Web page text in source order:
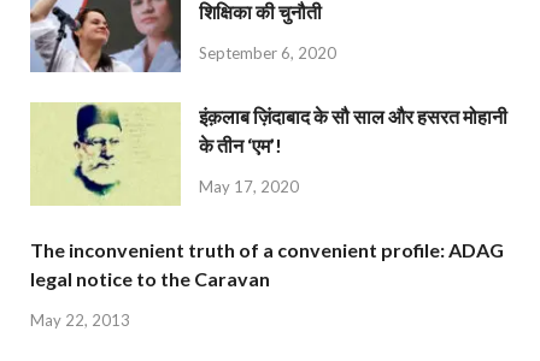
शिक्षिका की चुनौती
September 6, 2020
इंक़लाब ज़िंदाबाद के सौ साल और हसरत मोहानी
के तीन ‘एम’!
May 17, 2020
The inconvenient truth of a convenient profile: ADAG
legal notice to the Caravan
May 22, 2013